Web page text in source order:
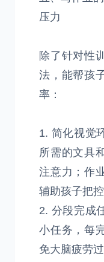
压力
除了针对性
法，能帮孩
率：
1. 简化视觉
所需的文具
注意力；作
辅助孩子把控
2. 分段完成
小任务，每
免大脑疲劳过